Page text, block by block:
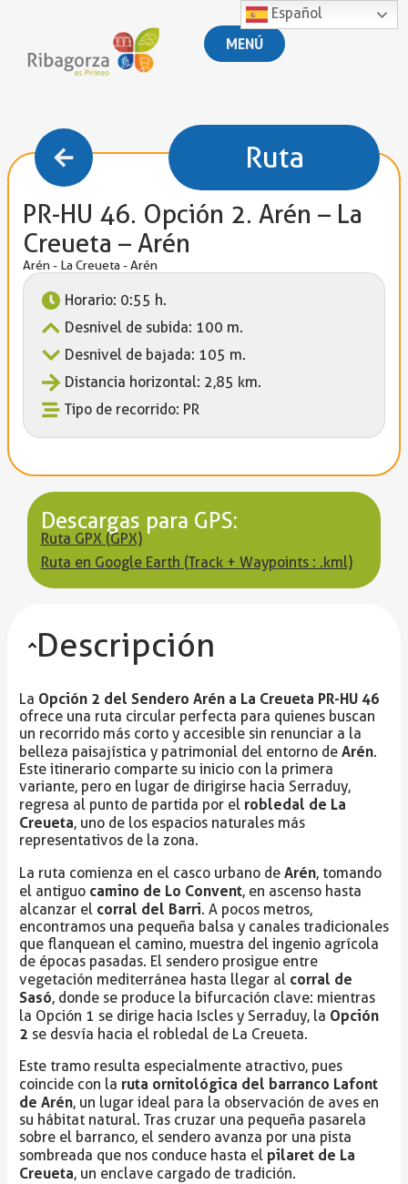
MENÚ
Ruta
PR-HU 46. Opción 2. Arén – La
Creueta – Arén
Arén - La Creueta - Arén
Horario: 0:55 h.
Desnivel de subida: 100 m.
Desnivel de bajada: 105 m.
Distancia horizontal: 2,85 km.
Tipo de recorrido: PR
Descargas para GPS:
Ruta GPX (GPX)
Ruta en Google Earth (Track + Waypoints : .kml)
Descripción
La Opción 2 del Sendero Arén a La Creueta PR-HU 46
ofrece una ruta circular perfecta para quienes buscan
un recorrido más corto y accesible sin renunciar a la
belleza paisajística y patrimonial del entorno de Arén.
Este itinerario comparte su inicio con la primera
variante, pero en lugar de dirigirse hacia Serraduy,
regresa al punto de partida por el robledal de La
Creueta, uno de los espacios naturales más
representativos de la zona.
La ruta comienza en el casco urbano de Arén, tomando
el antiguo camino de Lo Convent, en ascenso hasta
alcanzar el corral del Barri. A pocos metros,
encontramos una pequeña balsa y canales tradicionales
que flanquean el camino, muestra del ingenio agrícola
de épocas pasadas. El sendero prosigue entre
vegetación mediterránea hasta llegar al corral de
Sasó, donde se produce la bifurcación clave: mientras
la Opción 1 se dirige hacia Iscles y Serraduy, la Opción
2 se desvía hacia el robledal de La Creueta.
Este tramo resulta especialmente atractivo, pues
coincide con la ruta ornitológica del barranco Lafont
de Arén, un lugar ideal para la observación de aves en
su hábitat natural. Tras cruzar una pequeña pasarela
sobre el barranco, el sendero avanza por una pista
sombreada que nos conduce hasta el pilaret de La
Creueta, un enclave cargado de tradición.
Español